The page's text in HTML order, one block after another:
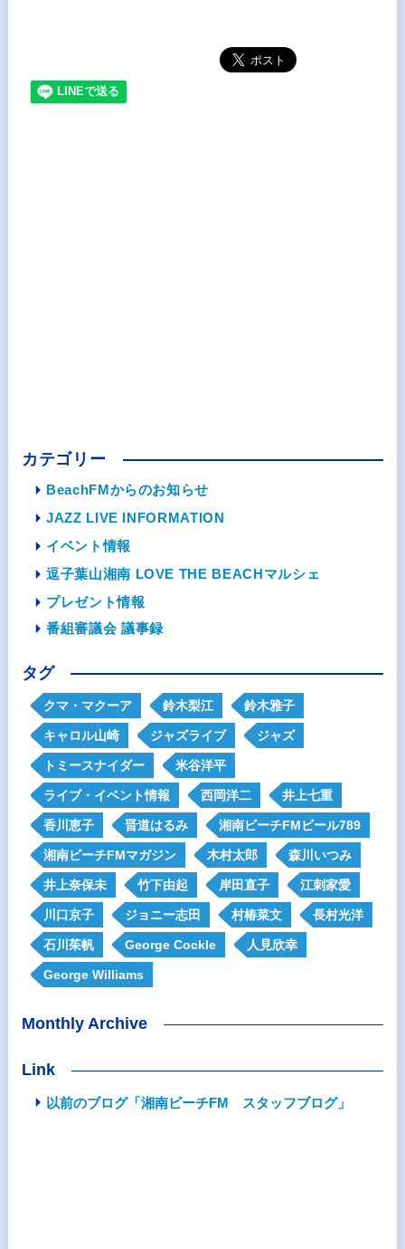
カテゴリー
BeachFMからのお知らせ
JAZZ LIVE INFORMATION
イベント情報
逗子葉山湘南 LOVE THE BEACHマルシェ
プレゼント情報
番組審議会 議事録
タグ
クマ・マクーア 鈴木梨江 鈴木雅子
キャロル山崎 ジャズライブ ジャズ
トミースナイダー 米谷洋平
ライブ・イベント情報 西岡洋二 井上七重
香川恵子 晋道はるみ 湘南ビーチFMビール789
湘南ビーチFMマガジン 木村太郎 森川いつみ
井上奈保未 竹下由起 岸田直子 江刺家愛
川口京子 ジョニー志田 村椿菜文 長村光洋
石川茱帆 George Cockle 人見欣幸
George Williams
Monthly Archive
Link
以前のブログ「湘南ビーチFM スタッフブログ」